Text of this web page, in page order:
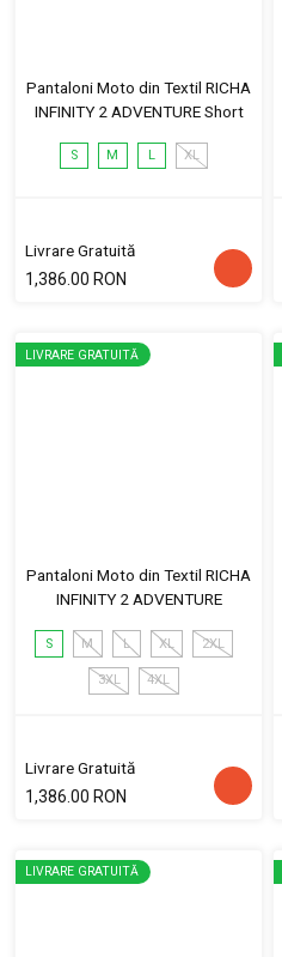
Pantaloni Moto din Textil RICHA
INFINITY 2 ADVENTURE Short
S M L XL
Livrare Gratuită
1,386.00 RON
LIVRARE GRATUITĂ
Pantaloni Moto din Textil RICHA
INFINITY 2 ADVENTURE
S M L XL 2XL
3XL 4XL
Livrare Gratuită
1,386.00 RON
LIVRARE GRATUITĂ